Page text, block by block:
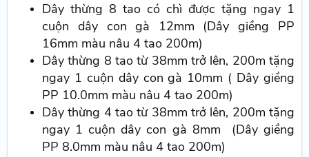
Dây thừng 8 tao có chì được tặng ngay 1
cuộn dây con gà 12mm (Dây giềng PP
16mm màu nâu 4 tao 200m)
Dây thừng 8 tao từ 38mm trở lên, 200m tặng
ngay 1 cuộn dây con gà 10mm ( Dây giềng
PP 10.0mm màu nâu 4 tao 200m)
Dây thừng 4 tao từ 38mm trở lên, 200m tặng
ngay 1 cuộn dây con gà 8mm (Dây giềng
PP 8.0mm màu nâu 4 tao 200m)